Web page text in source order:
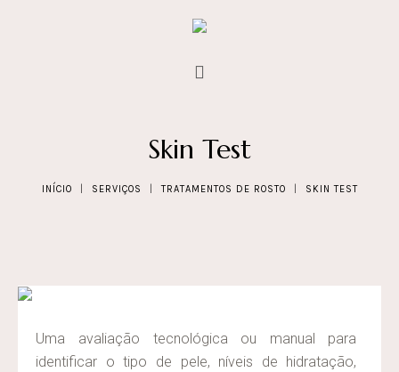
Skin Test
INÍCIO SERVIÇOS TRATAMENTOS DE ROSTO SKIN TEST
Uma avaliação tecnológica ou manual para
identificar o tipo de pele, níveis de hidratação,